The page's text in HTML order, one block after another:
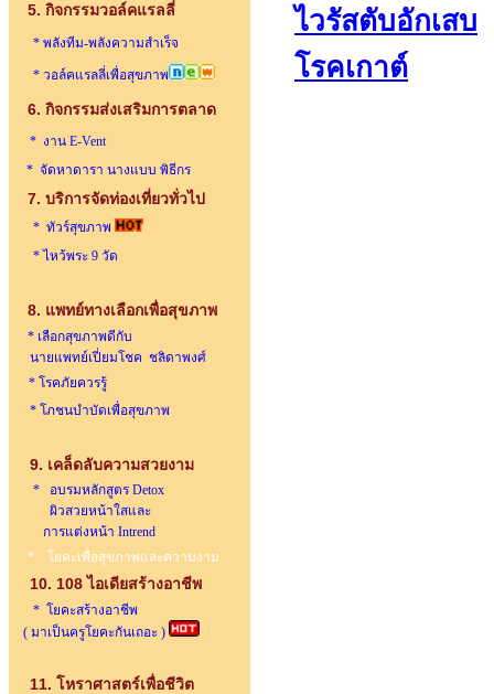
5. กิจกรรมวอล์คแรลลี่
* พลังทีม-พลังความสำเร็จ
* วอล์คแรลลี่เพื่อสุขภาพ
6. กิจกรรมส่งเสริมการตลาด
* งาน E-Vent
* จัดหาดารา นางแบบ พิธีกร
7. บริการจัดท่องเที่ยวทั่วไป
* ทัวร์สุขภาพ
* ไหว้พระ 9 วัด
8. แพทย์ทางเลือกเพื่อสุขภาพ
* เลือกสุขภาพดีกับ
นายแพทย์เปี่ยมโชค ชลิดาพงศ์
* โรคภัยควรรู้
* โภชนบำบัดเพื่อสุขภาพ
9. เคล็ดลับความสวยงาม
* อบรมหลักสูตร Detox
ผิวสวยหน้าใสและ
การแต่งหน้า Intrend
* โยคะเพื่อสุขภาพและความงาม
10. 108 ไอเดียสร้างอาชีพ
* โยคะสร้างอาชีพ
( มาเป็นครูโยคะกันเถอะ )
11. โหราศาสตร์เพื่อชีวิต
ไวรัสตับอักเสบ
โรคเกาต์